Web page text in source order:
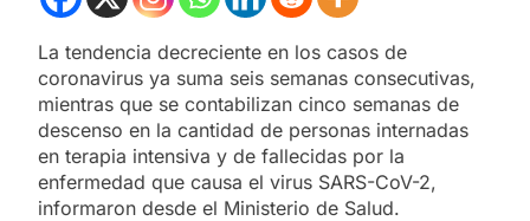
La tendencia decreciente en los casos de
coronavirus ya suma seis semanas consecutivas,
mientras que se contabilizan cinco semanas de
descenso en la cantidad de personas internadas
en terapia intensiva y de fallecidas por la
enfermedad que causa el virus SARS-CoV-2,
informaron desde el Ministerio de Salud.